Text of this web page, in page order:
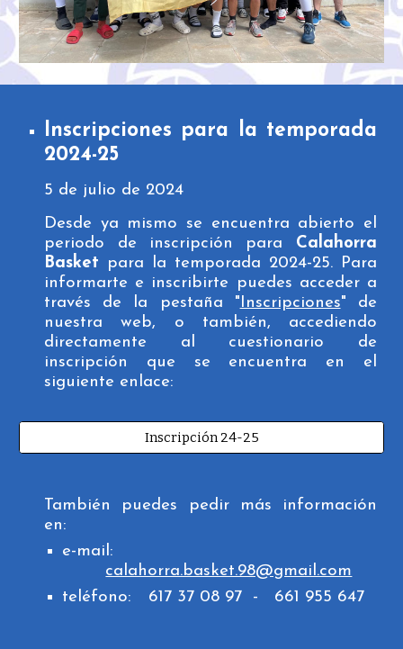
Inscripciones para la temporada
2024-25
5 de ju lio de 2024
Desde ya mismo se encuentra abierto el
periodo de inscripción para Calahorra
Basket para la temporada 2024-25. Para
informarte e inscribirte puedes acceder a
través de la pestaña "Inscripciones" de
nuestra web, o también, accediendo
directamente al cuestionario de
inscripción que se encuentra en el
siguiente enlace:
Inscripción 24-25
También puedes pedir más información
en:
e-mail:
calahorra.basket.98@gmail.com
teléfono:
617 37 08 97 - 661 955 647